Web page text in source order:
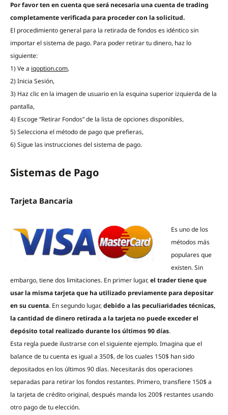
Por favor ten en cuenta que será necesaria una cuenta de trading
completamente verificada para proceder con la solicitud.
El procedimiento general para la retirada de fondos es idéntico sin
importar el sistema de pago. Para poder retirar tu dinero, haz lo
siguiente:
1) Ve a iqoption.com,
2) Inicia Sesión,
3) Haz clic en la imagen de usuario en la esquina superior izquierda de la
pantalla,
4) Escoge “Retirar Fondos” de la lista de opciones disponibles,
5) Selecciona el método de pago que prefieras,
6) Sigue las instrucciones del sistema de pago.
Sistemas de Pago
Tarjeta Bancaria
Es uno de los
métodos más
populares que
existen. Sin
embargo, tiene dos limitaciones. En primer lugar, el trader tiene que
usar la misma tarjeta que ha utilizado previamente para depositar
en su cuenta. En segundo lugar, debido a las peculiaridades técnicas,
la cantidad de dinero retirada a la tarjeta no puede exceder el
depósito total realizado durante los últimos 90 días.
Esta regla puede ilustrarse con el siguiente ejemplo. Imagina que el
balance de tu cuenta es igual a 350$, de los cuales 150$ han sido
depositados en los últimos 90 días. Necesitarás dos operaciones
separadas para retirar los fondos restantes. Primero, transfiere 150$ a
la tarjeta de crédito original, después manda los 200$ restantes usando
otro pago de tu elección.